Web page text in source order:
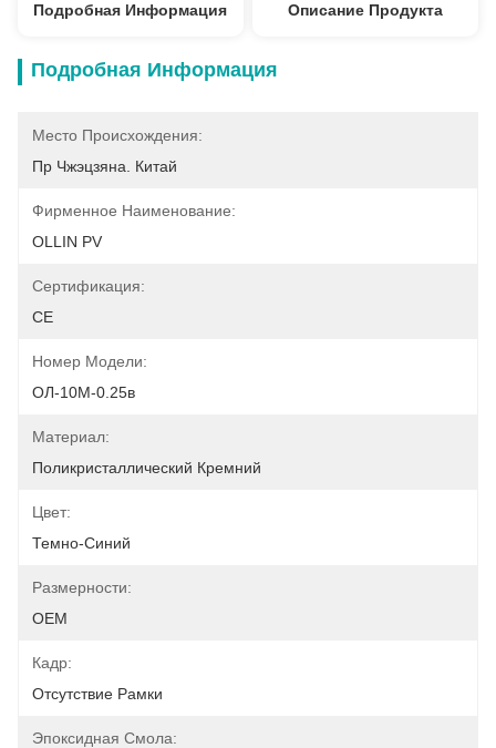
Подробная Информация Описание Продукта
Подробная Информация
Место Происхождения:
Пр Чжэцзяна. Китай
Фирменное Наименование:
OLLIN PV
Сертификация:
CE
Номер Модели:
ОЛ-10М-0.25в
Материал:
Поликристаллический Кремний
Цвет:
Темно-Синий
Размерности:
OEM
Кадр:
Отсутствие Рамки
Эпоксидная Смола: